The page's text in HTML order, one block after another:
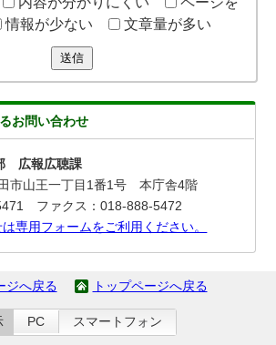
情報が少ない 文章量が多い
送信
お問い合わせ
広報広聴課
市山王一丁目1番1号 本庁舎4階
ファクス：018-888-5472
専用フォームをご利用ください。
ジへ戻る トップページへ戻る
PC スマートフォン